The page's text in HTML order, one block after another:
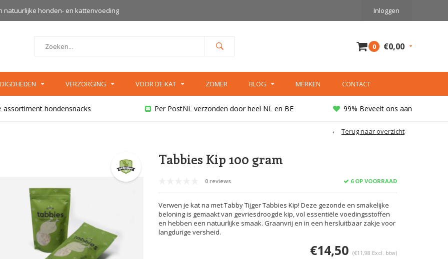
natuurlijke honden- en kattenvoeding Inloggen
0 €0,00
VERZORGING VOOR DE KAT ZOMER BLOG MERKEN CONTACT
assortiment hondensnacks Per PostNL verzonden door heel NL en BE 99% Beveelt ons aan
Terug naar overzicht
Tabbies Kip 100 gram
0 reviews 6 OP VOORRAAD
Verwen je kat na met Tabby Tijger Tabbies Kip! Deze gezonde en smakelijke
beloning is gemaakt van gevriesdroogde kip, vol essentiële voedingsstoffen
en hebben een natuurlijke smaak. Graanvrij en in een hersluitbaar zakje voor
langdurige versheid.
€14,50 (€11,98 Excl. btw)